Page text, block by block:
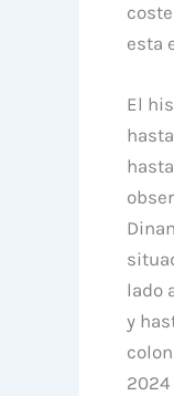
esta
El
lado
y